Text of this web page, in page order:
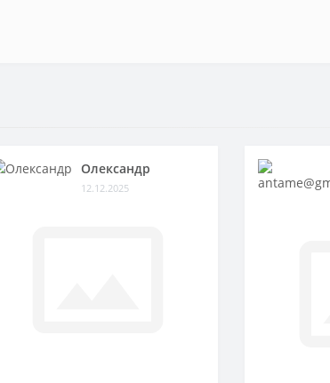
Олександр
12.12.2025